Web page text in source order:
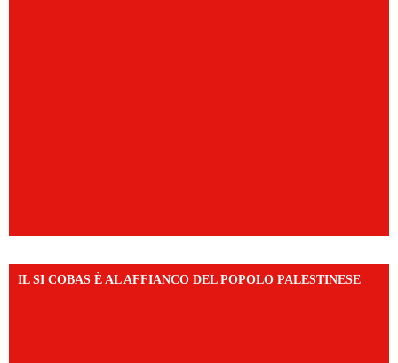
IL SI COBAS È AL AFFIANCO DEL POPOLO PALESTINESE